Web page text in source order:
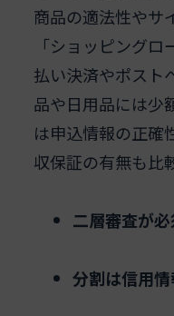
商品の適法性やサ
「ショッピング
払い決済やポスト
品や日用品には少
は申込情報の正確
収保証の有無も比
二層審査が必
分割は信用